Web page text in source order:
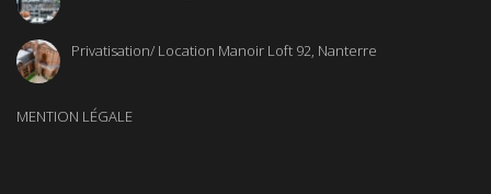
Privatisation/ Location Manoir Loft 92, Nanterre
MENTION LÉGALE